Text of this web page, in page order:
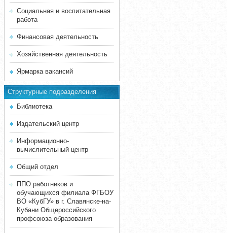
Социальная и воспитательная
работа
Финансовая деятельность
Хозяйственная деятельность
Ярмарка вакансий
Структурные подразделения
Библиотека
Издательский центр
Информационно-
вычислительный центр
Общий отдел
ППО работников и
обучающихся филиала ФГБОУ
ВО «КубГУ» в г. Славянске-на-
Кубани Общероссийского
профсоюза образования